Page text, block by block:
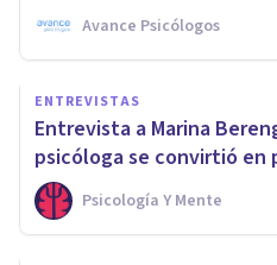
Avance Psicólogos
ENTREVISTAS
Entrevista a Marina
psicóloga se convirtió en
Psicología Y Mente